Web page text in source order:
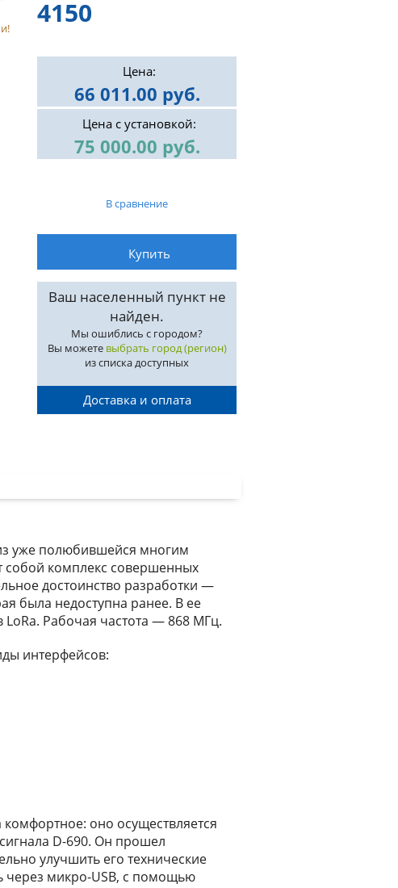
4150
Цена:
66 011.00 руб.
Цена с установкой:
75 000.00 руб.
В сравнение
Ваш населенный пункт не
найден.
Мы ошиблись с городом?
Вы можете выбрать город (регион)
из списка доступных
Доставка и оплата
уже полюбившейся многим
собой комплекс совершенных
достоинство разработки —
была недоступна ранее. В ее
Рабочая частота — 868 МГц.
интерфейсов:
оно осуществляется
D-690. Он прошел
улучшить его технические
через микро-USB, с помощью